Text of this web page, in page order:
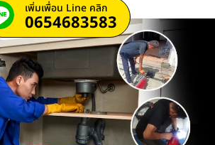
เพิ่มเพื่อน Line คลิก
0654683583